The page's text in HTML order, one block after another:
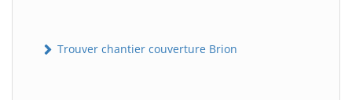
Trouver chantier couverture Brion